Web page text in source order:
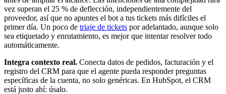
vez superan el 25 % de deflección, independientemente del
proveedor, así que no apuntes el bot a tus tickets más difíciles el
primer día. Un poco de triaje de tickets por adelantado, aunque solo
sea etiquetado y enrutamiento, es mejor que intentar resolver todo
automáticamente.
Integra contexto real. Conecta datos de pedidos, facturación y el
registro del CRM para que el agente pueda responder preguntas
específicas de la cuenta, no solo genéricas. En HubSpot, el CRM
está justo ahí: úsalo.